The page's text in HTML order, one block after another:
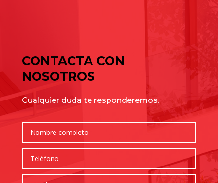
CONTACTA CON
NOSOTROS
Cualquier duda te responderemos.